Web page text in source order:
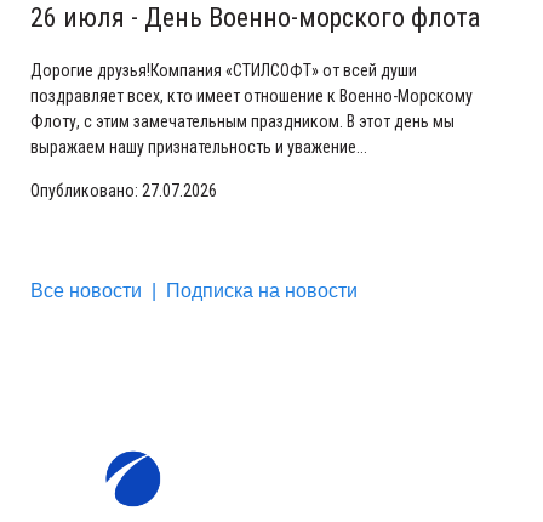
26 июля - День Военно-морского флота
Дорогие друзья!Компания «СТИЛСОФТ» от всей души
поздравляет всех, кто имеет отношение к Военно-Морскому
Флоту, с этим замечательным праздником. В этот день мы
выражаем нашу признательность и уважение...
Опубликовано: 27.07.2026
Все новости Подписка на новости